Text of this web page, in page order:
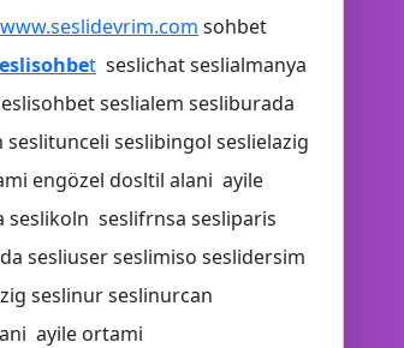
www.seslidevrim.com sohbet
t seslichat seslialmanya
seslialem sesliburada
seslibingol seslielazig
engözel dosltil alani ayile
seslikoln seslifrnsa sesliparis
sesliuser seslimiso seslidersim
seslinur seslinurcan
ayile ortami